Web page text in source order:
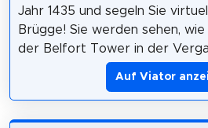
Jahr 1435 und segeln Sie
Brügge! Sie werden sehen,
der Belfort Tower in der
Auf Viator